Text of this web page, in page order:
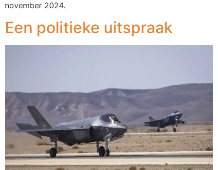
november 2024.
Een politieke uitspraak